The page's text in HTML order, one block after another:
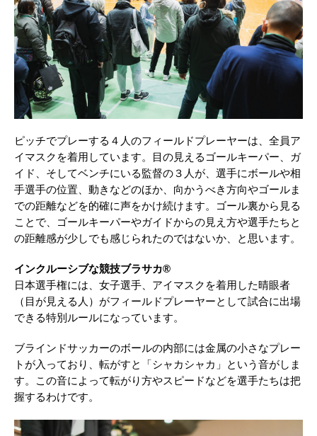
ピッチでプレーする４人のフィールドプレーヤーは、全員ア
イマスクを着用しています。目の見えるゴールキーパー、ガ
イド、そしてベンチにいる監督の３人が、選手にボールや相
手選手の位置、動きなどのほか、向かうべき方向やゴールま
での距離などを的確に声をかけ続けます。ゴール裏から見る
ことで、ゴールキーパーやガイドからの見え方や選手たちと
の距離感が少しでも感じられたのではないか、と思います。
インクルーシブな競技ブラサカ®
日本選手権には、女子選手、アイマスクを着用した晴眼者
（目が見える人）がフィールドプレーヤーとして試合に出場
できる特別ルールになっています。
ブラインドサッカーのボールの内部には金属の小さなプレー
トが入っており、転がすと「シャカシャカ」という音がしま
す。この音によって転がり方やスピードなどを選手たちは把
握するわけです。